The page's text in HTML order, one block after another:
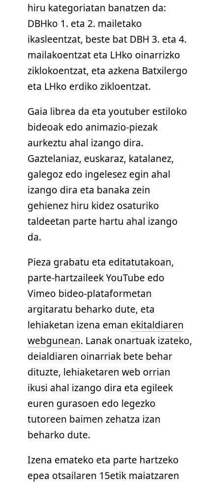
hiru kategoriatan banatzen da:
DBHko 1. eta 2. mailetako
ikasleentzat, beste bat DBH 3. eta 4.
mailakoentzat eta LHko oinarrizko
ziklokoentzat, eta azkena Batxilergo
eta LHko erdiko zikloentzat.
Gaia librea da eta youtuber estiloko
bideoak edo animazio-piezak
aurkeztu ahal izango dira.
Gaztelaniaz, euskaraz, katalanez,
galegoz edo ingelesez egin ahal
izango dira eta banaka zein
gehienez hiru kidez osaturiko
taldeetan parte hartu ahal izango
da.
Pieza grabatu eta editatutakoan,
parte-hartzaileek YouTube edo
Vimeo bideo-plataformetan
argitaratu beharko dute, eta
lehiaketan izena eman ekitaldiaren
webgunean. Lanak onartuak izateko,
deialdiaren oinarriak bete behar
dituzte, lehiaketaren web orrian
ikusi ahal izango dira eta egileek
euren gurasoen edo legezko
tutoreen baimen zehatza izan
beharko dute.
Izena emateko eta parte hartzeko
epea otsailaren 15etik maiatzaren